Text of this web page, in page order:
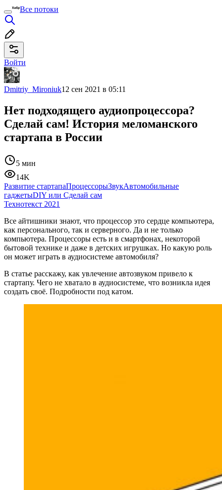
Все потоки
Войти
Dmitriy_Mironiuk12 сен 2021 в 05:11
Нет подходящего аудиопроцессора?
Сделай сам! История меломанского
стартапа в России
5 мин
14K
Развитие стартапаПроцессорыЗвукАвтомобильные
гаджетыDIY или Сделай сам
Технотекст 2021
Все айтишники знают, что процессор это сердце компьютера,
как персонального, так и серверного. Да и не только
компьютера. Процессоры есть и в смартфонах, некоторой
бытовой технике и даже в детских игрушках. Но какую роль
он может играть в аудиосистеме автомобиля?
В статье расскажу, как увлечение автозвуком привело к
стартапу. Чего не хватало в аудиосистеме, что возникла идея
создать своё. Подробности под катом.